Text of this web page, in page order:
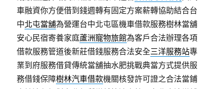
車融資你方便借到錢週轉有固定方案薪轉協助結合台
中北屯當舖為營運台中北屯區機車借款服務樹林當舖
安心民宿寄養家庭蘆洲寵物旅館為客戶合法辦理各項
借款服務管道後新莊借錢服務合法安全三洋服務站專
業到府服務借貸傳統當舖抽水肥挑戰典當方式提供服
務借錢保障樹林汽車借款機關核發許可證之合法當鋪